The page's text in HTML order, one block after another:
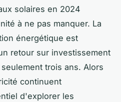
solaires en 2024
à ne pas manquer. La
énergétique est
retour sur investissement
trois ans. Alors
continuent
d'explorer les